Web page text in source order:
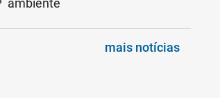
ambiente
mais notícias